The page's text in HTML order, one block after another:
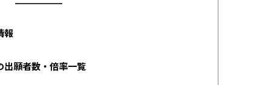
報
出願者数・倍率一覧